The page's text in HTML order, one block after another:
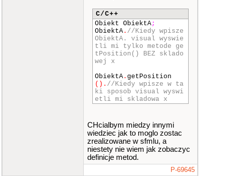
C/C++
Obiekt ObiektA;
ObiektA . //Kiedy wpisze
ObiektA. visual wyswie
tli mi tylko metode ge
tPosition() BEZ sklado
wej x
ObiektA . getPosition
() . //Kiedy wpisze w ta
ki sposob visual wyswi
etli mi skladowa x
CHcialbym miedzy innymi
wiedziec jak to moglo zostac
zrealizowane w sfmlu, a
niestety nie wiem jak zobaczyc
definicje metod.
P-69645